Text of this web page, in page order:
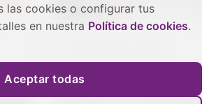
las cookies o configurar tus
en nuestra Política de cookies.
Aceptar todas